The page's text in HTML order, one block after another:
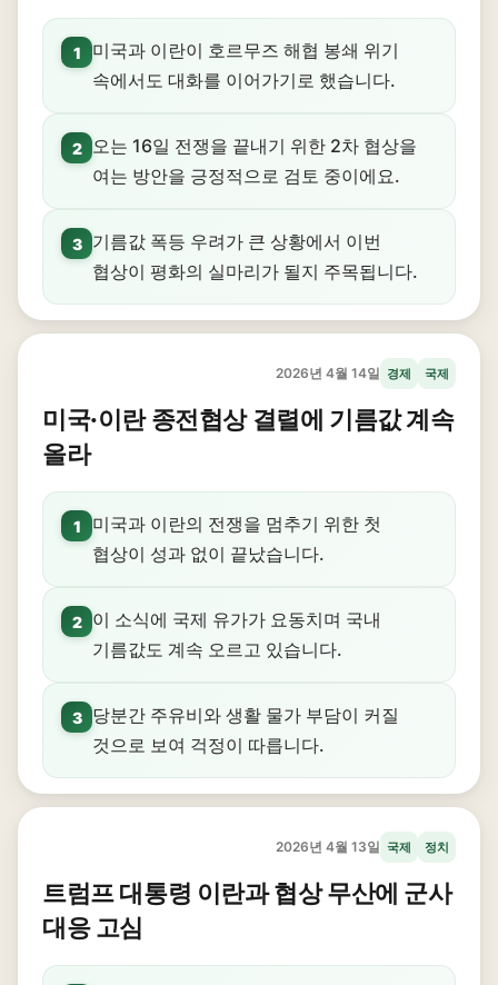
1
미국과 이란이 호르무즈 해협 봉쇄 위기
속에서도 대화를 이어가기로 했습니다.
2
오는 16일 전쟁을 끝내기 위한 2차 협상을
여는 방안을 긍정적으로 검토 중이에요.
3
기름값 폭등 우려가 큰 상황에서 이번
협상이 평화의 실마리가 될지 주목됩니다.
2026년 4월 14일 경제 국제
미국·이란 종전협상 결렬에 기름값 계속
올라
1
미국과 이란의 전쟁을 멈추기 위한 첫
협상이 성과 없이 끝났습니다.
2
이 소식에 국제 유가가 요동치며 국내
기름값도 계속 오르고 있습니다.
3
당분간 주유비와 생활 물가 부담이 커질
것으로 보여 걱정이 따릅니다.
2026년 4월 13일 국제 정치
트럼프 대통령 이란과 협상 무산에 군사
대응 고심